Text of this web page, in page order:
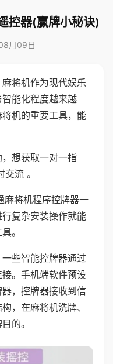
控器(赢牌小秘诀)
月09日
麻将机作为现代娱乐
能化程度越来越
机的重要工具，能
想获取一对一指
流 。
麻将机程序控牌器一
复杂安装操作就能
。
些智能控牌器通过
。手机端软件预设
，控牌器接收到信
，在麻将机洗牌、
的。